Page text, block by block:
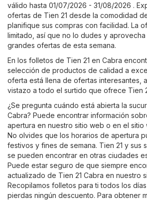
válido hasta 01/07/2026 - 31/08/2026 .
ofertas de Tien 21 desde la comodidad
planifique sus compras con facilidad. La
limitado, así que no lo dudes y aprovecha
grandes ofertas de esta semana.
En los folletos de Tien 21 en Cabra
selección de productos de calidad a
oferta está llena de ofertas interesantes,
vistazo a todo el surtido que ofrece Tien
¿Se pregunta cuándo está abierta la
Cabra? Puede encontrar información
apertura en nuestro sitio web o en el
No olvides que los horarios de apertura
festivos y fines de semana. Tien 21 y sus
se pueden encontrar en otras ciudades
Puede estar seguro de que siempre
actualizado de Tien 21 Cabra en nuestro
Recopilamos folletos para ti todos los
pierdas ningún descuento. Para obtener